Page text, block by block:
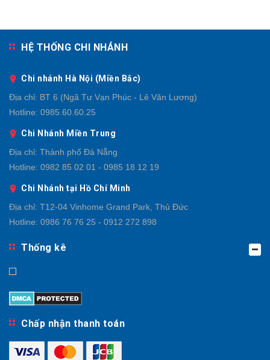
HỆ THỐNG CHI NHÁNH
Chi nhánh Hà Nội (Miền Bắc)
Địa chỉ: BT 6 (Ngã Tư Vạn Phúc - Lê Văn Lương)
Hotline: 0985.60.60.25
Chi Nhánh Miền Trung
Địa chỉ: Thành phố Đà Nẵng
Hotline: 0982 85 02 01 - 0985 18 12 19
Chi Nhánh tại Hồ Chí Minh
Địa chỉ: T12-04 Vinhome Grand Park, Thủ Đức
Hotline: 0986 76 76 25 - 0912 272 898
Thống kê
Chấp nhận thanh toán